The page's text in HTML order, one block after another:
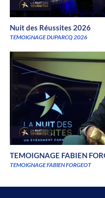
Nuit des Réussites 2026
TEMOIGNAGE DUPARCQ 2026
TEMOIGNAGE FABIEN
TEMOIGNAGE FABIEN FORGEOT